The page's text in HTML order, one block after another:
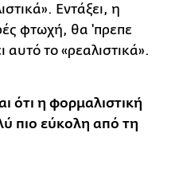
Εντάξει, η
φτωχή, θα 'πρεπε
αυτό το «ρεαλιστικά».
ότι η φορμαλιστική
πιο εύκολη από τη